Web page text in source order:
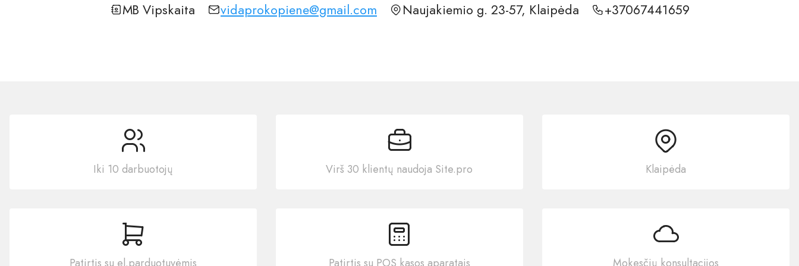
MB Vipskaita vidaprokopiene@gmail.com Naujakiemio g. 23-57, Klaipėda +37067441659
Iki 10 darbuotojų Virš 30 klientų naudoja Site.pro Klaipėda